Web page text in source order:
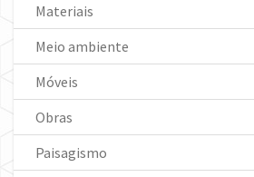
Materiais
Meio ambiente
Móveis
Obras
Paisagismo